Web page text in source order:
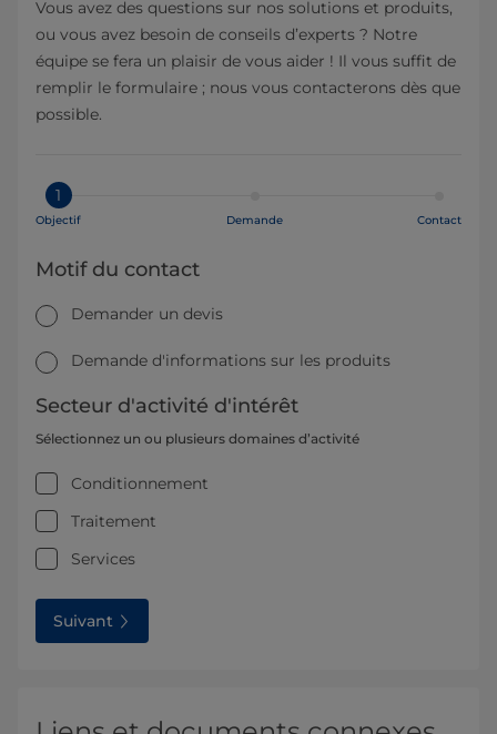
Vous avez des questions sur nos solutions et produits,
ou vous avez besoin de conseils d’experts ? Notre
équipe se fera un plaisir de vous aider ! Il vous suffit de
remplir le formulaire ; nous vous contacterons dès que
possible.
1
Objectif Demande Contact
Motif du contact
Demander un devis
Demande d'informations sur les produits
Secteur d'activité d'intérêt
Sélectionnez un ou plusieurs domaines d’activité
Conditionnement
Traitement
Services
Suivant